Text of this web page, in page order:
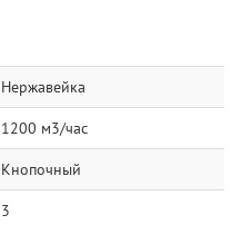
Нержавейка
1200 м3/час
Кнопочный
3